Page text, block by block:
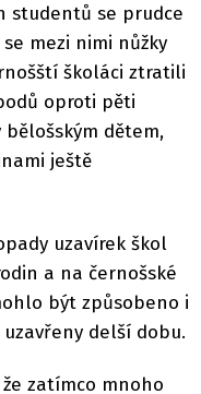
studentů se prudce
mezi nimi nůžky
školáci ztratili
oproti pěti
dětem,
ještě
uzavírek škol
a na černošské
být způsobeno i
delší dobu.
zatímco mnoho